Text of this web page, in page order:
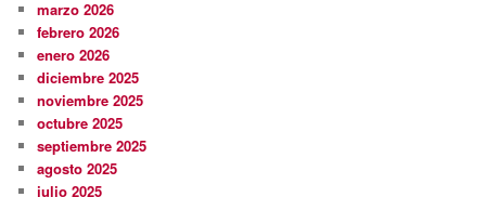
marzo 2026
febrero 2026
enero 2026
diciembre 2025
noviembre 2025
octubre 2025
septiembre 2025
agosto 2025
julio 2025